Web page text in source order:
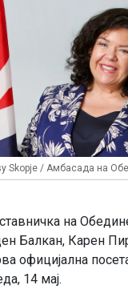
Skopje / Амбасада на
на
Балкан, Карен
официјална
14 мај.